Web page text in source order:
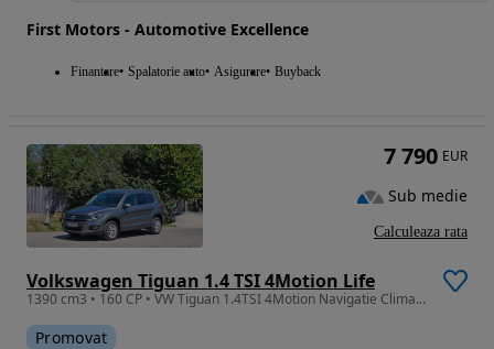
First Motors - Automotive Excellence
Finantare Spalatorie auto Asigurare Buyback
Volkswagen Tiguan 1.4 TSI 4Motion Life
1390 cm3 • 160 CP • VW Tiguan 1.4TSI 4Motion Navigatie Clima ÎncălzireScaune Parkassist
Promovat
7 790 EUR
Sub medie
Calculeaza rata